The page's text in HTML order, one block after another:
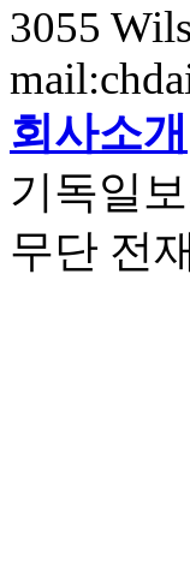
3055
회사소개
기독일
무단 전